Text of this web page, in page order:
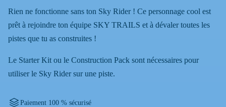
Rien ne fonctionne sans ton Sky Rider ! Ce personnage cool est
prêt à rejoindre ton équipe SKY TRAILS et à dévaler toutes les
pistes que tu as construites !
Le Starter Kit ou le Construction Pack sont nécessaires pour
utiliser le Sky Rider sur une piste.
Paiement 100 % sécurisé